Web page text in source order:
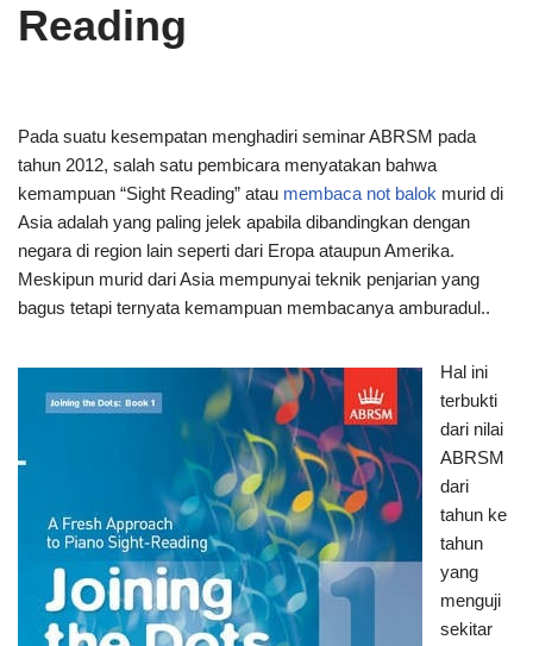
Reading
Pada suatu kesempatan menghadiri seminar ABRSM pada
tahun 2012, salah satu pembicara menyatakan bahwa
kemampuan “Sight Reading” atau membaca not balok murid di
Asia adalah yang paling jelek apabila dibandingkan dengan
negara di region lain seperti dari Eropa ataupun Amerika.
Meskipun murid dari Asia mempunyai teknik penjarian yang
bagus tetapi ternyata kemampuan membacanya amburadul..
Hal ini
terbukti
dari nilai
ABRSM
dari
tahun ke
tahun
yang
menguji
sekitar